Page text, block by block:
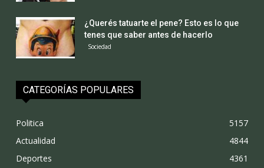
¿Querés tatuarte el pene? Esto es lo que
tenes que saber antes de hacerlo
Sociedad
CATEGORÍAS POPULARES
Politica
5157
Actualidad
4844
Deportes
4361